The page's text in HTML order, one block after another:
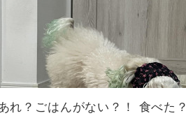
れ？ごはんがない？！ 食べた？